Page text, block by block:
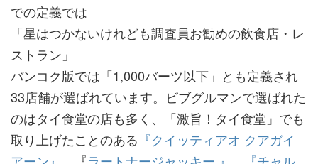
での定義では
「星はつかないけれども調査員お勧めの飲食店・レ
ストラン」
バンコク版では「1,000バーツ以下」とも定義され
33店舗が選ばれています。ビブグルマンで選ばれた
のはタイ食堂の店も多く、「激旨！タイ食堂」でも
取り上げたことのある 『クイッティアオ クアガイ
アーン』
『ラートナージャッキー 』
『チャル